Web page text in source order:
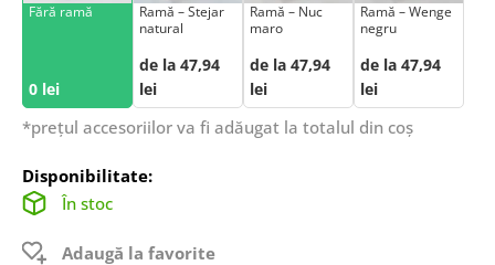
Fără ramă
0 lei
Ramă – Stejar
natural
de la 47,94
lei
Ramă – Nuc
maro
de la 47,94
lei
Ramă – Wenge
negru
de la 47,94
lei
*prețul accesoriilor va fi adăugat la totalul din coș
Disponibilitate:
În stoc
Adaugă la favorite